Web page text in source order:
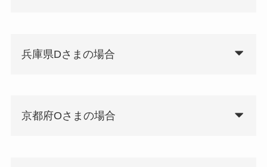
兵庫県Dさまの場合
京都府Oさまの場合